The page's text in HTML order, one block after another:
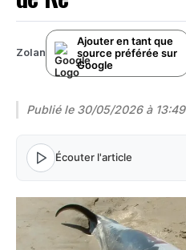
Zolan
Ajouter en tant que
source préférée sur
Google
Publié le 30/05/2026 à 13:49
Écouter l'article